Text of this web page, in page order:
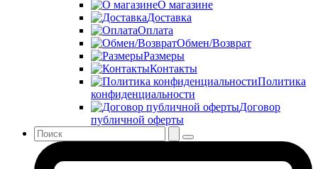
О магазине
Доставка
Оплата
Обмен/Возврат
Размеры
Контакты
Политика
конфиденциальности
Договор
публичной оферты